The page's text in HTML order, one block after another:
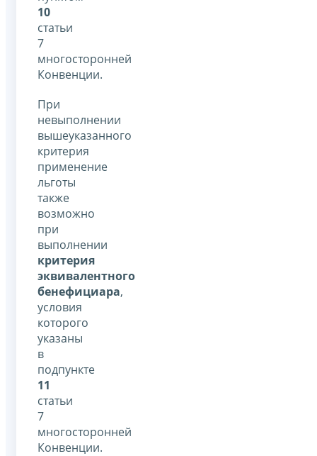
10
статьи
7
многосторонней
Конвенции.
При
невыполнении
вышеуказанного
критерия
применение
льготы
также
возможно
при
выполнении
критерия
эквивалентного
бенефициара,
условия
которого
указаны
в
подпункте
11
статьи
7
многосторонней
Конвенции.